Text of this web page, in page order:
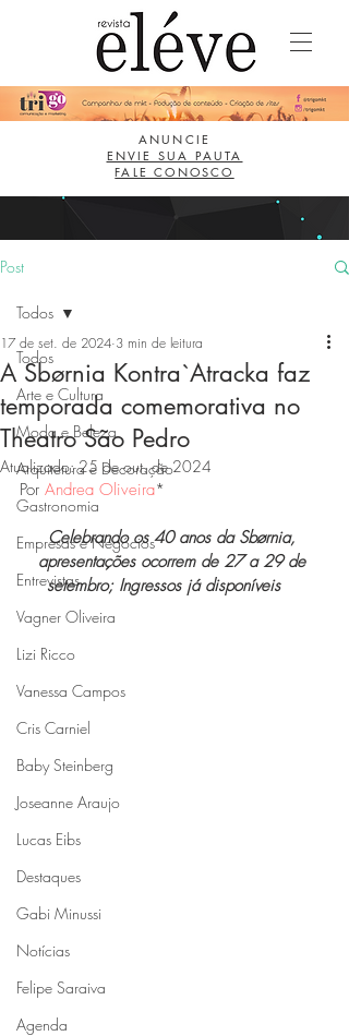
ANUNCIE
ENVIE SUA PAUTA
FALE CONOSCO
Post
Todos
Arte e Cultura
Moda e Beleza
Arquitetura e Decoração
Gastronomia
Empresas e Negócios
Entrevistas
Vagner Oliveira
Lizi Ricco
Vanessa Campos
Cris Carniel
Baby Steinberg
Joseanne Araujo
Lucas Eibs
Destaques
Gabi Minussi
Notícias
Felipe Saraiva
Agenda
Todos
A Sbørnia Kontra`Atracka faz
temporada comemorativa no
Theatro São Pedro
17 de set. de 2024 3 min de leitura
Atualizado:25 de out. de 2024
Por Andrea Oliveira*
Celebrando os 40 anos da Sbørnia,
apresentações ocorrem de 27 a 29 de
setembro; Ingressos já disponíveis